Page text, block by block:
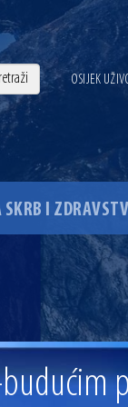
OSIJEK
SKRB I
glavnog osječkog Trga Ante